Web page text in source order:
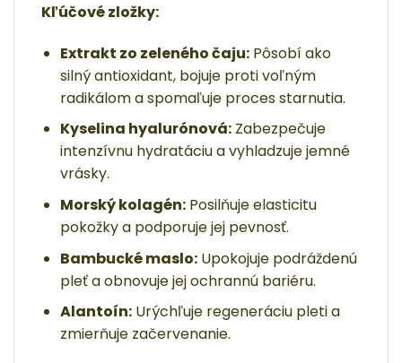
Kľúčové zložky:
Extrakt zo zeleného čaju:Pôsobí ako
silný antioxidant, bojuje proti voľným
radikálom a spomaľuje proces starnutia.
Kyselina hyalurónová:Zabezpečuje
intenzívnu hydratáciu a vyhladzuje jemné
vrásky.
Morský kolagén:Posilňuje elasticitu
pokožky a podporuje jej pevnosť.
Bambucké maslo:Upokojuje podráždenú
pleť a obnovuje jej ochrannú bariéru.
Alantoín:Urýchľuje regeneráciu pleti a
zmierňuje začervenanie.